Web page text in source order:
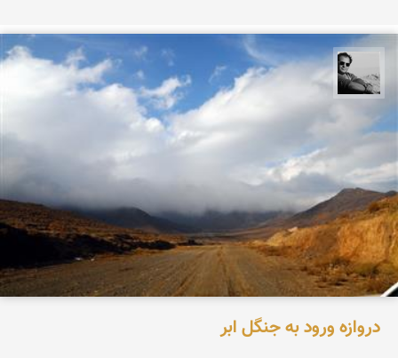
محمد رزازان
دروازه ورود به جنگل ابر